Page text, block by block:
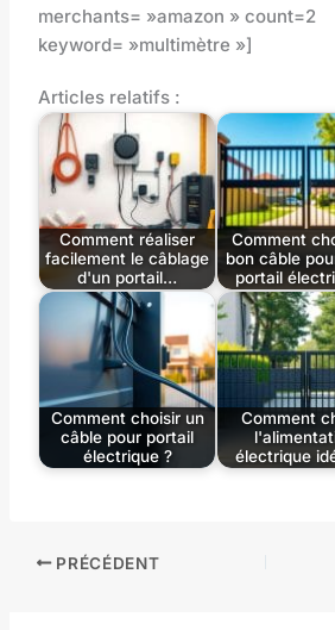
merchants= »amazon » count=2
keyword= »multimètre »]
Articles relatifs :
Comment réaliser
facilement le câblage
d'un portail…
Comment
bon câble
portail
Comment choisir un
câble pour portail
électrique ?
Comment
électrique
PRÉCÉDENT